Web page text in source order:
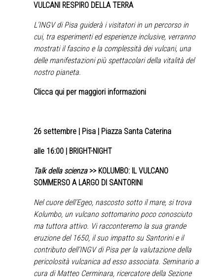
VULCANI RESPIRO DELLA TERRA
L’INGV di Pisa guiderà i visitatori in un percorso in
cui, tra esperimenti ed esperienze inclusive, verranno
mostrati il fascino e la complessità dei vulcani, una
delle manifestazioni più spettacolari della vitalità del
nostro pianeta.
Clicca qui per maggiori informazioni
26 settembre | Pisa | Piazza Santa Caterina
alle 16:00 | BRIGHT-NIGHT
Talk della scienza >> KOLUMBO: IL VULCANO
SOMMERSO A LARGO DI SANTORINI
Nel cuore dell’Egeo, nascosto sotto il mare, si trova
Kolumbo, un vulcano sottomarino poco conosciuto
ma tuttora attivo. Vi racconteremo la sua grande
eruzione del 1650, il suo impatto su Santorini e il
contributo dell’INGV di Pisa per la valutazione della
pericolosità vulcanica ad esso associata. Seminario a
cura di Matteo Cerminara, ricercatore della Sezione